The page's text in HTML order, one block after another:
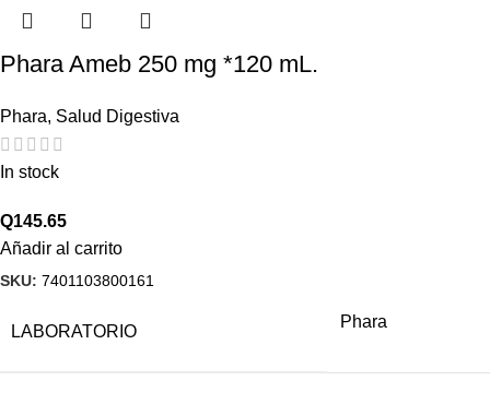
Phara Ameb 250 mg *120 mL.
Phara, Salud Digestiva
In stock
Q145.65
Añadir al carrito
SKU: 7401103800161
LABORATORIO
Phara